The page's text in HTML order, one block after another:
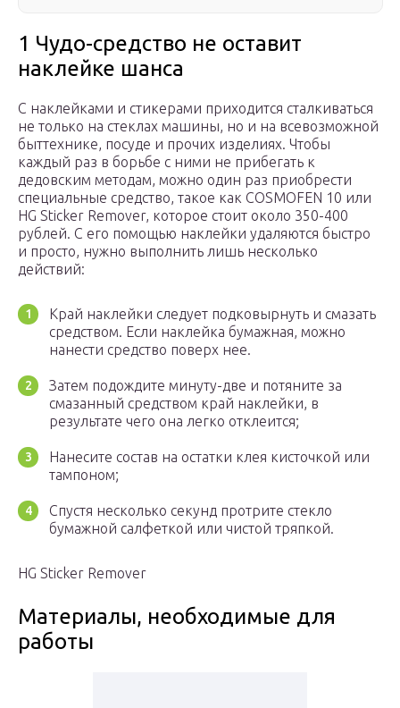
1 Чудо-средство не оставит
наклейке шанса
С наклейками и стикерами приходится сталкиваться
не только на стеклах машины, но и на всевозможной
быттехнике, посуде и прочих изделиях. Чтобы
каждый раз в борьбе с ними не прибегать к
дедовским методам, можно один раз приобрести
специальные средство, такое как COSMOFEN 10 или
HG Sticker Remover, которое стоит около 350-400
рублей. С его помощью наклейки удаляются быстро
и просто, нужно выполнить лишь несколько
действий:
Край наклейки следует подковырнуть и смазать
средством. Если наклейка бумажная, можно
нанести средство поверх нее.
Затем подождите минуту-две и потяните за
смазанный средством край наклейки, в
результате чего она легко отклеится;
Нанесите состав на остатки клея кисточкой или
тампоном;
Спустя несколько секунд протрите стекло
бумажной салфеткой или чистой тряпкой.
HG Sticker Remover
Материалы, необходимые для
работы